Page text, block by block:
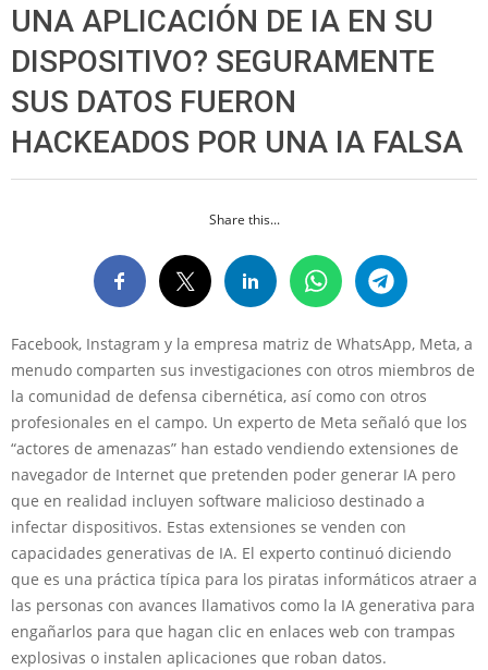
UNA APLICACIÓN DE IA EN SU
DISPOSITIVO? SEGURAMENTE
SUS DATOS FUERON
HACKEADOS POR UNA IA FALSA
Share this...
Facebook, Instagram y la empresa matriz de WhatsApp, Meta, a
menudo comparten sus investigaciones con otros miembros de
la comunidad de defensa cibernética, así como con otros
profesionales en el campo. Un experto de Meta señaló que los
“actores de amenazas” han estado vendiendo extensiones de
navegador de Internet que pretenden poder generar IA pero
que en realidad incluyen software malicioso destinado a
infectar dispositivos. Estas extensiones se venden con
capacidades generativas de IA. El experto continuó diciendo
que es una práctica típica para los piratas informáticos atraer a
las personas con avances llamativos como la IA generativa para
engañarlos para que hagan clic en enlaces web con trampas
explosivas o instalen aplicaciones que roban datos.